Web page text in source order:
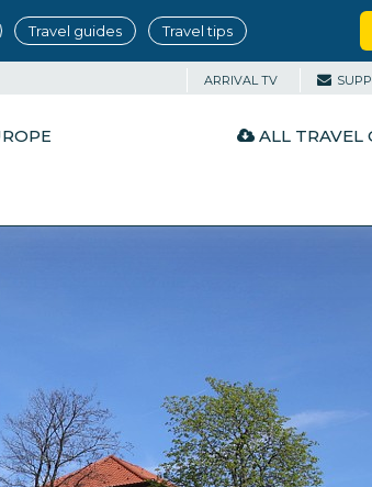
Travel guides Travel tips
ARRIVAL TV
ALL TRAVEL